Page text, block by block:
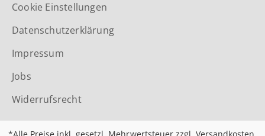
Cookie Einstellungen
Datenschutzerklärung
Impressum
Jobs
Widerrufsrecht